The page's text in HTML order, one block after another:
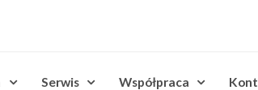
Serwis Współpraca